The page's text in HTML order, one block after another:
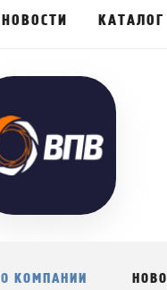
НОВОСТИ КАТАЛОГ
О КОМПАНИИ